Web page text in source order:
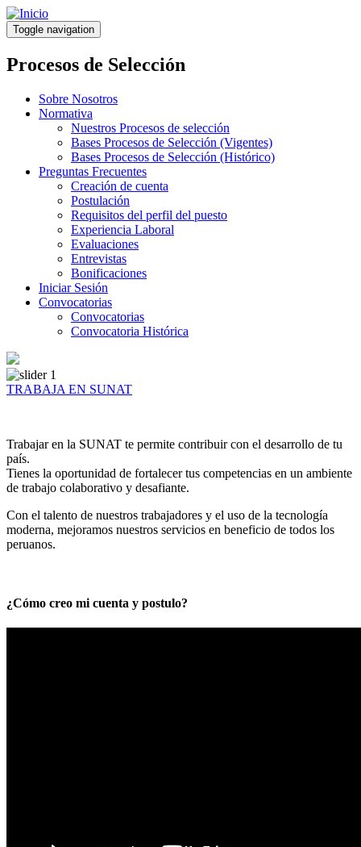
Pasar
al
contenido
principal
Toggle navigation
Procesos de Selección
Sobre Nosotros
Normativa
Nuestros Procesos de selección
Bases Procesos de Selección (Vigentes)
Bases Procesos de Selección (Histórico)
Preguntas Frecuentes
Creación de cuenta
Postulación
Requisitos del perfil del puesto
Experiencia Laboral
Evaluaciones
Entrevistas
Bonificaciones
Iniciar Sesión
Convocatorias
Convocatorias
Convocatoria Histórica
TRABAJA EN SUNAT
Trabajar en la SUNAT te permite contribuir con el desarrollo de tu
país.
Tienes la oportunidad de fortalecer tus competencias en un ambiente
de trabajo colaborativo y desafiante.
Con el talento de nuestros trabajadores y el uso de la tecnología
moderna, mejoramos nuestros servicios en beneficio de todos los
peruanos.
¿Cómo creo mi cuenta y postulo?